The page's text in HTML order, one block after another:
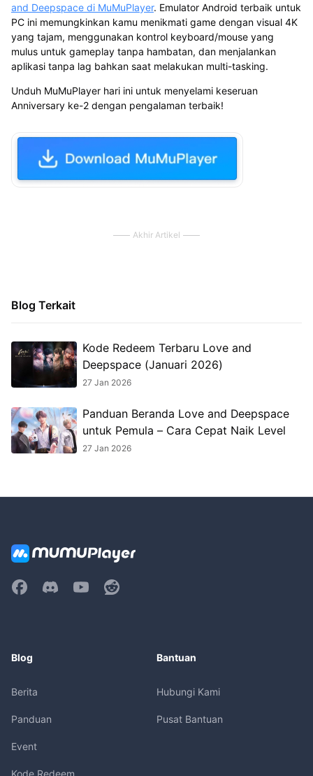
and Deepspace di MuMuPlayer. Emulator Android terbaik untuk
PC ini memungkinkan kamu menikmati game dengan visual 4K
yang tajam, menggunakan kontrol keyboard/mouse yang
mulus untuk gameplay tanpa hambatan, dan menjalankan
aplikasi tanpa lag bahkan saat melakukan multi-tasking.
Unduh MuMuPlayer hari ini untuk menyelami keseruan
Anniversary ke-2 dengan pengalaman terbaik!
Akhir Artikel
Blog Terkait
Kode Redeem Terbaru Love and
Deepspace (Januari 2026)
27 Jan 2026
Panduan Beranda Love and Deepspace
untuk Pemula – Cara Cepat Naik Level
27 Jan 2026
Blog
Berita
Panduan
Event
Bantuan
Hubungi Kami
Pusat Bantuan